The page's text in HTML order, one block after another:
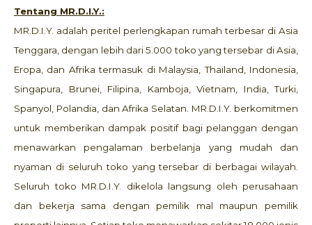
Tentang MR.D.I.Y.:
MR.D.I.Y. adalah peritel perlengkapan rumah terbesar di Asia
Tenggara, dengan lebih dari 5.000 toko yang tersebar di Asia,
Eropa, dan Afrika termasuk di Malaysia, Thailand, Indonesia,
Singapura, Brunei, Filipina, Kamboja, Vietnam, India, Turki,
Spanyol, Polandia, dan Afrika Selatan. MR.D.I.Y. berkomitmen
untuk memberikan dampak positif bagi pelanggan dengan
menawarkan pengalaman berbelanja yang mudah dan
nyaman di seluruh toko yang tersebar di berbagai wilayah.
Seluruh toko MR.D.I.Y. dikelola langsung oleh perusahaan
dan bekerja sama dengan pemilik mal maupun pemilik